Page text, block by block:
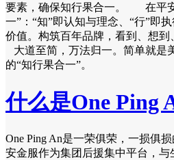
要素，确保知行果合一。 在平
一”：“知”即认知与理念、“行”即
价值。构筑百年品牌，看到、想
大道至简，万法归一。简单就是
的“知行果合一”。
什么是One Ping
One Ping An是一荣俱荣，一损俱
安金服作为集团后援集中平台，与